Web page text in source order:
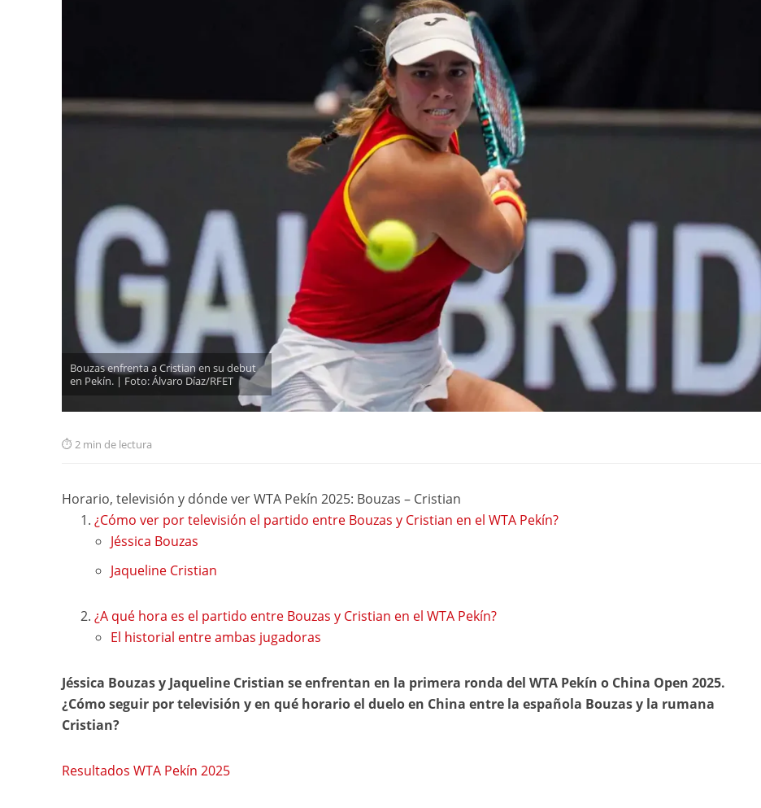
Bouzas enfrenta a Cristian en su debut
en Pekín. | Foto: Álvaro Díaz/RFET
2 min de lectura
Horario, televisión y dónde ver WTA Pekín 2025: Bouzas – Cristian
¿Cómo ver por televisión el partido entre Bouzas y Cristian en el WTA Pekín?
Jéssica Bouzas
Jaqueline Cristian
¿A qué hora es el partido entre Bouzas y Cristian en el WTA Pekín?
El historial entre ambas jugadoras
Jéssica Bouzas y Jaqueline Cristian se enfrentan en la primera ronda del WTA Pekín o China Open 2025.
¿Cómo seguir por televisión y en qué horario el duelo en China entre la española Bouzas y la rumana
Cristian?
Resultados WTA Pekín 2025